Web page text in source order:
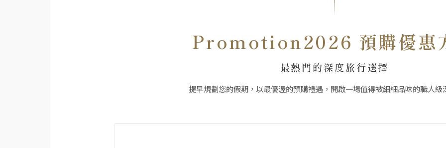
Promotion2026 預購優惠
最熱門的深度旅行選擇
提早規劃您的假期，以最優渥的預購禮遇，開啟一場值得被細細品味的職人級